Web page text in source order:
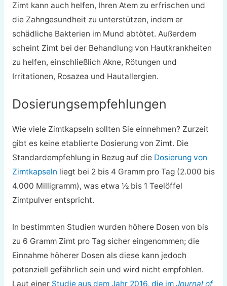
Zimt kann auch helfen, Ihren Atem zu erfrischen und
die Zahngesundheit zu unterstützen, indem er
schädliche Bakterien im Mund abtötet. Außerdem
scheint Zimt bei der Behandlung von Hautkrankheiten
zu helfen, einschließlich Akne, Rötungen und
Irritationen, Rosazea und Hautallergien.
Dosierungsempfehlungen
Wie viele Zimtkapseln sollten Sie einnehmen? Zurzeit
gibt es keine etablierte Dosierung von Zimt. Die
Standardempfehlung in Bezug auf die Dosierung von
Zimtkapseln liegt bei 2 bis 4 Gramm pro Tag (2.000 bis
4.000 Milligramm), was etwa ½ bis 1 Teelöffel
Zimtpulver entspricht.
In bestimmten Studien wurden höhere Dosen von bis
zu 6 Gramm Zimt pro Tag sicher eingenommen; die
Einnahme höherer Dosen als diese kann jedoch
potenziell gefährlich sein und wird nicht empfohlen.
Laut einer Studie aus dem Jahr 2016, die im Journal of